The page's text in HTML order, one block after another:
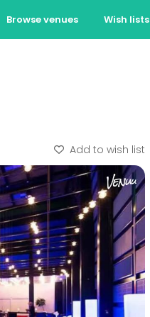
Browse venues Wish lists
Add to wish list